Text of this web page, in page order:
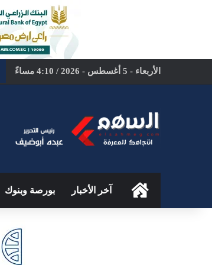
الأربعاء - 5 أغسطس - 2026 / 4:10 مساءً
الرئيسيةآخر الأخبار بورصة وبنوك